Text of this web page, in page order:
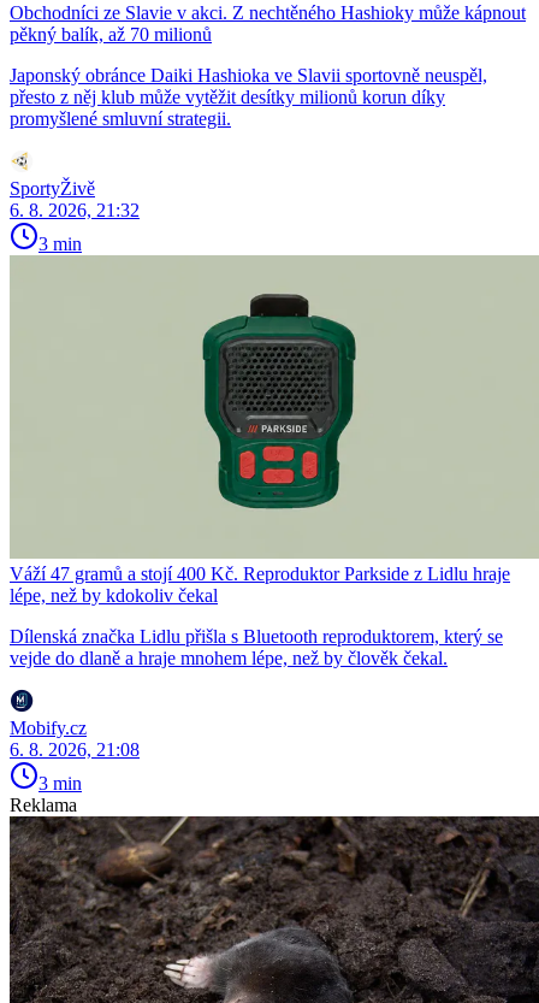
Obchodníci ze Slavie v akci. Z nechtěného Hashioky může kápnout
pěkný balík, až 70 milionů
Japonský obránce Daiki Hashioka ve Slavii sportovně neuspěl,
přesto z něj klub může vytěžit desítky milionů korun díky
promyšlené smluvní strategii.
SportyŽivě
6. 8. 2026, 21:32
3 min
Váží 47 gramů a stojí 400 Kč. Reproduktor Parkside z Lidlu hraje
lépe, než by kdokoliv čekal
Dílenská značka Lidlu přišla s Bluetooth reproduktorem, který se
vejde do dlaně a hraje mnohem lépe, než by člověk čekal.
Mobify.cz
6. 8. 2026, 21:08
3 min
Reklama